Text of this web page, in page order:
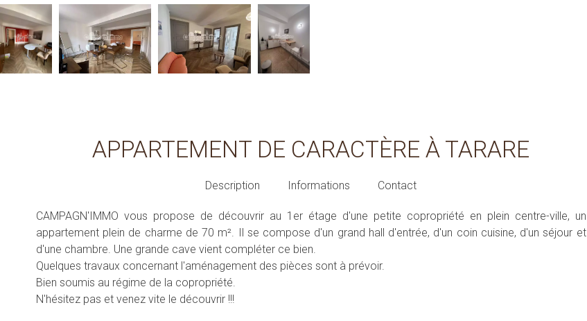
APPARTEMENT DE CARACTÈRE À TARARE
Description Informations Contact
CAMPAGN'IMMO vous propose de découvrir au 1er étage d'une petite copropriété en plein centre-ville, un
appartement plein de charme de 70 m². Il se compose d'un grand hall d'entrée, d'un coin cuisine, d'un séjour et
d'une chambre. Une grande cave vient compléter ce bien.
Quelques travaux concernant l'aménagement des pièces sont à prévoir.
Bien soumis au régime de la copropriété.
N'hésitez pas et venez vite le découvrir !!!